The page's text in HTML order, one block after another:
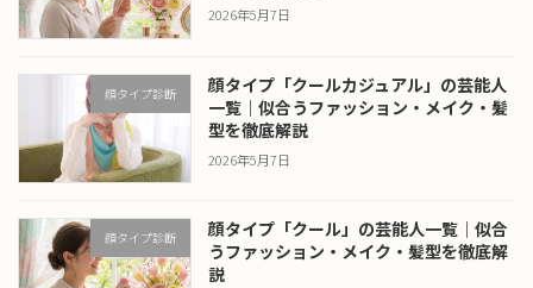
2026年5月7日
顔タイプ診断
顔タイプ「クールカジュアル」の芸能人
一覧｜似合うファッション・メイク・髪
型を徹底解説
2026年5月7日
顔タイプ診断
顔タイプ「クール」の芸能人一覧｜似合
うファッション・メイク・髪型を徹底解
説